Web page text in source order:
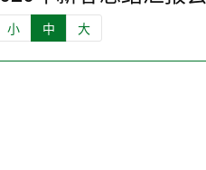
小 中 大